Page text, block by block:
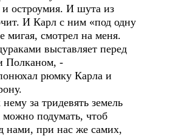
и остроумия. И шута из
И Карл с ним «под одну
мигая, смотрел на меня.
выставляет перед
Полканом, -
рюмку Карла и
тридевять земель
подумать, чтоб
нами, при нас же самих,